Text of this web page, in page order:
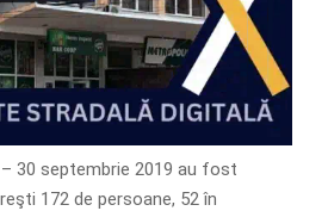
30 septembrie 2019 au fost
172 de persoane, 52 în